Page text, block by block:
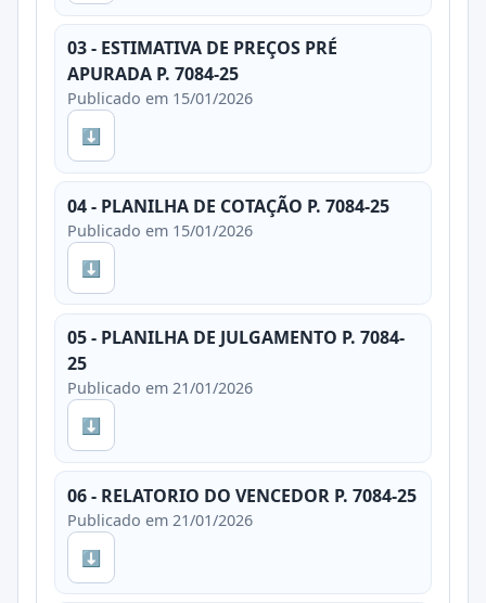
03 - ESTIMATIVA DE PREÇOS PRÉ
APURADA P. 7084-25
Publicado em 15/01/2026
⬇
04 - PLANILHA DE COTAÇÃO P. 7084-25
Publicado em 15/01/2026
⬇
05 - PLANILHA DE JULGAMENTO P. 7084-
25
Publicado em 21/01/2026
⬇
06 - RELATORIO DO VENCEDOR P. 7084-25
Publicado em 21/01/2026
⬇